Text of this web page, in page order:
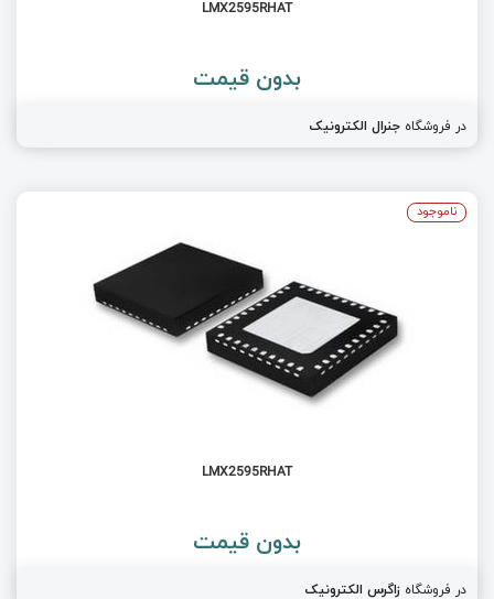
LMX2595RHAT
بدون قیمت
در فروشگاه جنرال الکترونیک
LMX2595RHAT
بدون قیمت
در فروشگاه زاگرس الکترونیک
ناموجود